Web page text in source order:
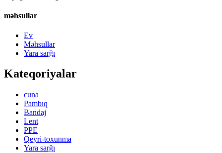
məhsullar
Ev
Məhsullar
Yara sarğı
Kateqoriyalar
cuna
Pambıq
Bandaj
Lent
PPE
Qeyri-toxunma
Yara sarğı